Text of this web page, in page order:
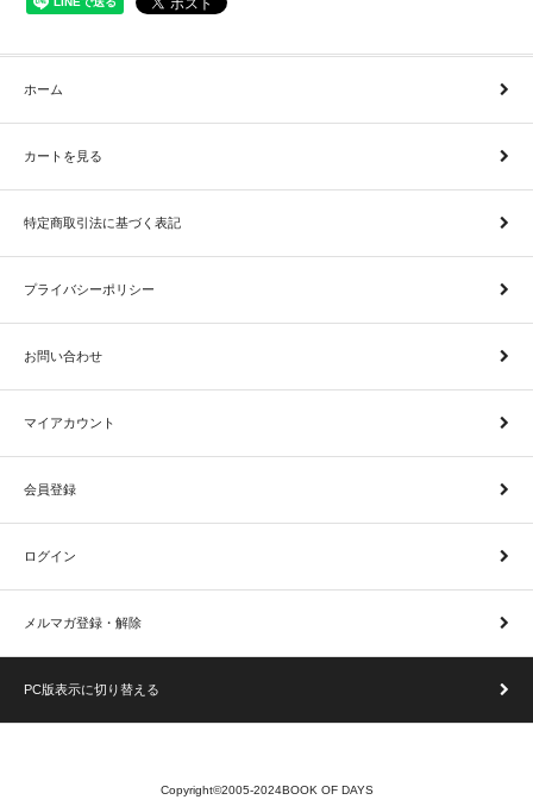
ホーム
カートを見る
特定商取引法に基づく表記
プライバシーポリシー
お問い合わせ
マイアカウント
会員登録
ログイン
メルマガ登録・解除
PC版表示に切り替える
Copyright©2005-2024BOOK OF DAYS